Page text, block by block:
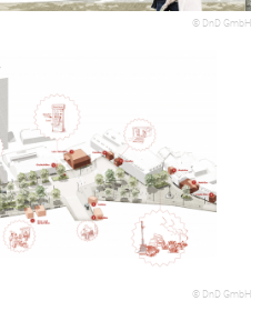
© DnD GmbH
© DnD GmbH